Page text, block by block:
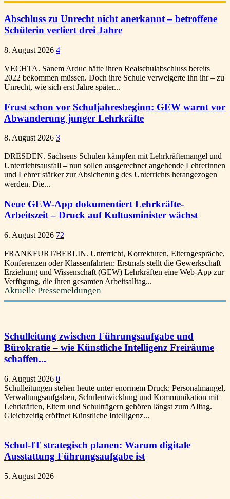
Abschluss zu Unrecht nicht anerkannt – betroffene
Schülerin verliert drei Jahre
8. August 2026 4
VECHTA. Sanem Arduc hätte ihren Realschulabschluss bereits
2022 bekommen müssen. Doch ihre Schule verweigerte ihn ihr – zu
Unrecht, wie sich erst Jahre später...
Frust schon vor Schuljahresbeginn: GEW warnt vor
Abwanderung junger Lehrkräfte
8. August 2026 3
DRESDEN. Sachsens Schulen kämpfen mit Lehrkräftemangel und
Unterrichtsausfall – nun sollen ausgerechnet angehende Lehrerinnen
und Lehrer stärker zur Absicherung des Unterrichts herangezogen
werden. Die...
Neue GEW-App dokumentiert Lehrkräfte-
Arbeitszeit – Druck auf Kultusminister wächst
6. August 2026 72
FRANKFURT/BERLIN. Unterricht, Korrekturen, Elterngespräche,
Konferenzen oder Klassenfahrten: Erstmals stellt die Gewerkschaft
Erziehung und Wissenschaft (GEW) Lehrkräften eine Web-App zur
Verfügung, die ihren gesamten Arbeitsalltag...
Aktuelle Pressemeldungen
Schulleitung zwischen Führungsaufgabe und
Bürokratie – wie Künstliche Intelligenz Freiräume
schaffen...
6. August 2026 0
Schulleitungen stehen heute unter enormem Druck: Personalmangel,
Verwaltungsaufgaben, Schulentwicklung und Kommunikation mit
Lehrkräften, Eltern und Schulträgern gehören längst zum Alltag.
Gleichzeitig eröffnet Künstliche Intelligenz...
Schul-IT strategisch planen: Warum digitale
Ausstattung Führungsaufgabe ist
5. August 2026